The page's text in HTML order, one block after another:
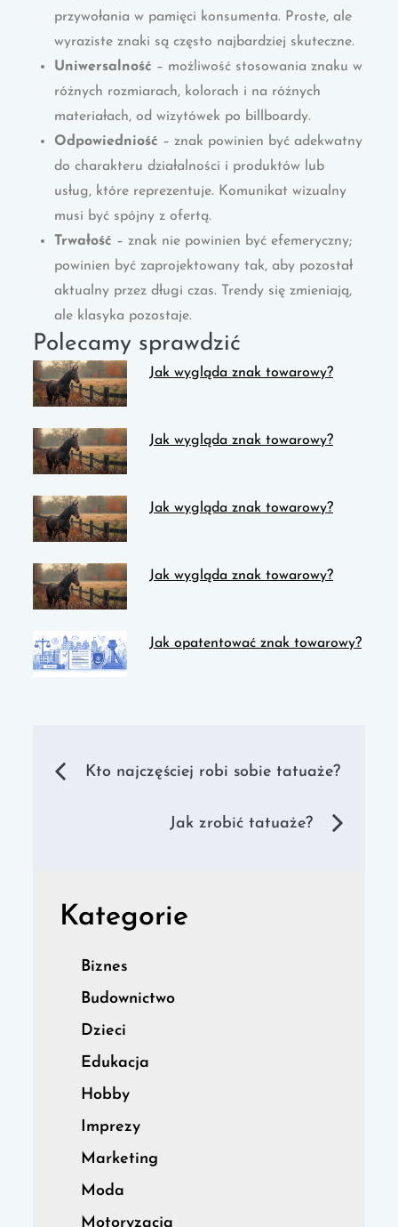
przywołania w pamięci konsumenta. Proste, ale
wyraziste znaki są często najbardziej skuteczne.
Uniwersalność – możliwość stosowania znaku w
różnych rozmiarach, kolorach i na różnych
materiałach, od wizytówek po billboardy.
Odpowiedniość – znak powinien być adekwatny
do charakteru działalności i produktów lub
usług, które reprezentuje. Komunikat wizualny
musi być spójny z ofertą.
Trwałość – znak nie powinien być efemeryczny;
powinien być zaprojektowany tak, aby pozostał
aktualny przez długi czas. Trendy się zmieniają,
ale klasyka pozostaje.
Polecamy sprawdzić
Jak wygląda znak towarowy?
Jak wygląda znak towarowy?
Jak wygląda znak towarowy?
Jak wygląda znak towarowy?
Jak opatentować znak towarowy?
Nawigacja
Kto najczęściej robi sobie tatuaże?
Jak zrobić tatuaże?
Kategorie
Biznes
Budownictwo
Dzieci
Edukacja
Hobby
Imprezy
Marketing
Moda
Motoryzacja